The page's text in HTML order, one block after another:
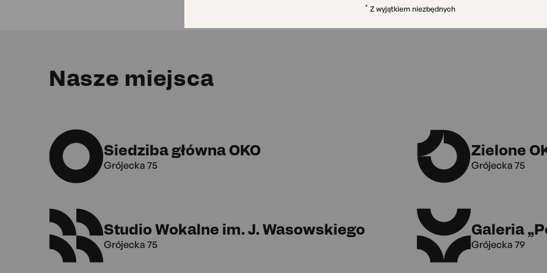
* Z wyjątkiem niezbędnych
Nasze miejsca
Siedziba główna OKO
Grójecka 75
Zielone
Grójecka 75
Studio Wokalne im. J. Wasowskiego
Grójecka 75
Galeria
Grójecka 79